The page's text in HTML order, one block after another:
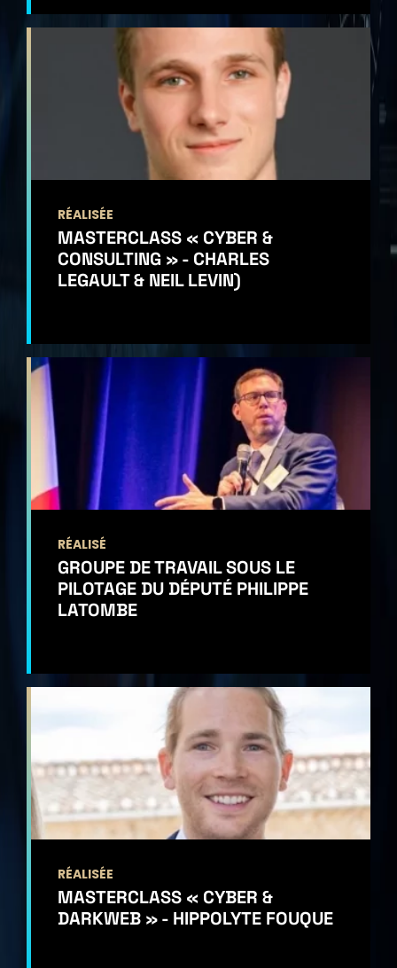
RÉALISÉE
MASTERCLASS « CYBER &
CONSULTING » - CHARLES
LEGAULT & NEIL LEVIN)
RÉALISÉ
GROUPE DE TRAVAIL SOUS LE
PILOTAGE DU DÉPUTÉ PHILIPPE
LATOMBE
RÉALISÉE
MASTERCLASS « CYBER &
DARKWEB » - HIPPOLYTE FOUQUE